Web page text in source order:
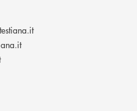
(si apre l’app di posta
(si apre l’app di posta
(si apre l’app di posta